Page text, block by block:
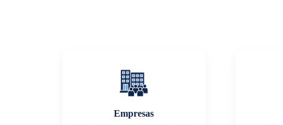
Empresas